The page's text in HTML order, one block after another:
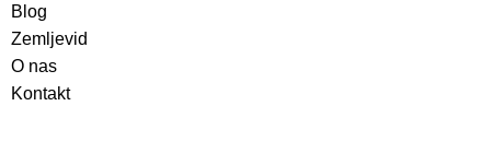
Blog
Zemljevid
O nas
Kontakt